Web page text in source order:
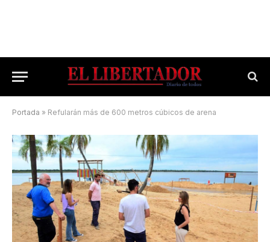
Portada » Refularán más de 600 metros cúbicos de arena